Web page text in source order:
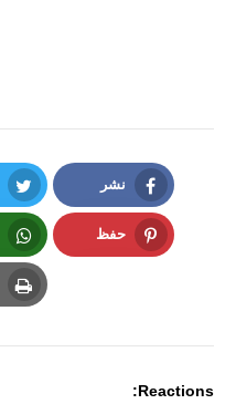
نشر
Facebook
حفظ
Reactions: